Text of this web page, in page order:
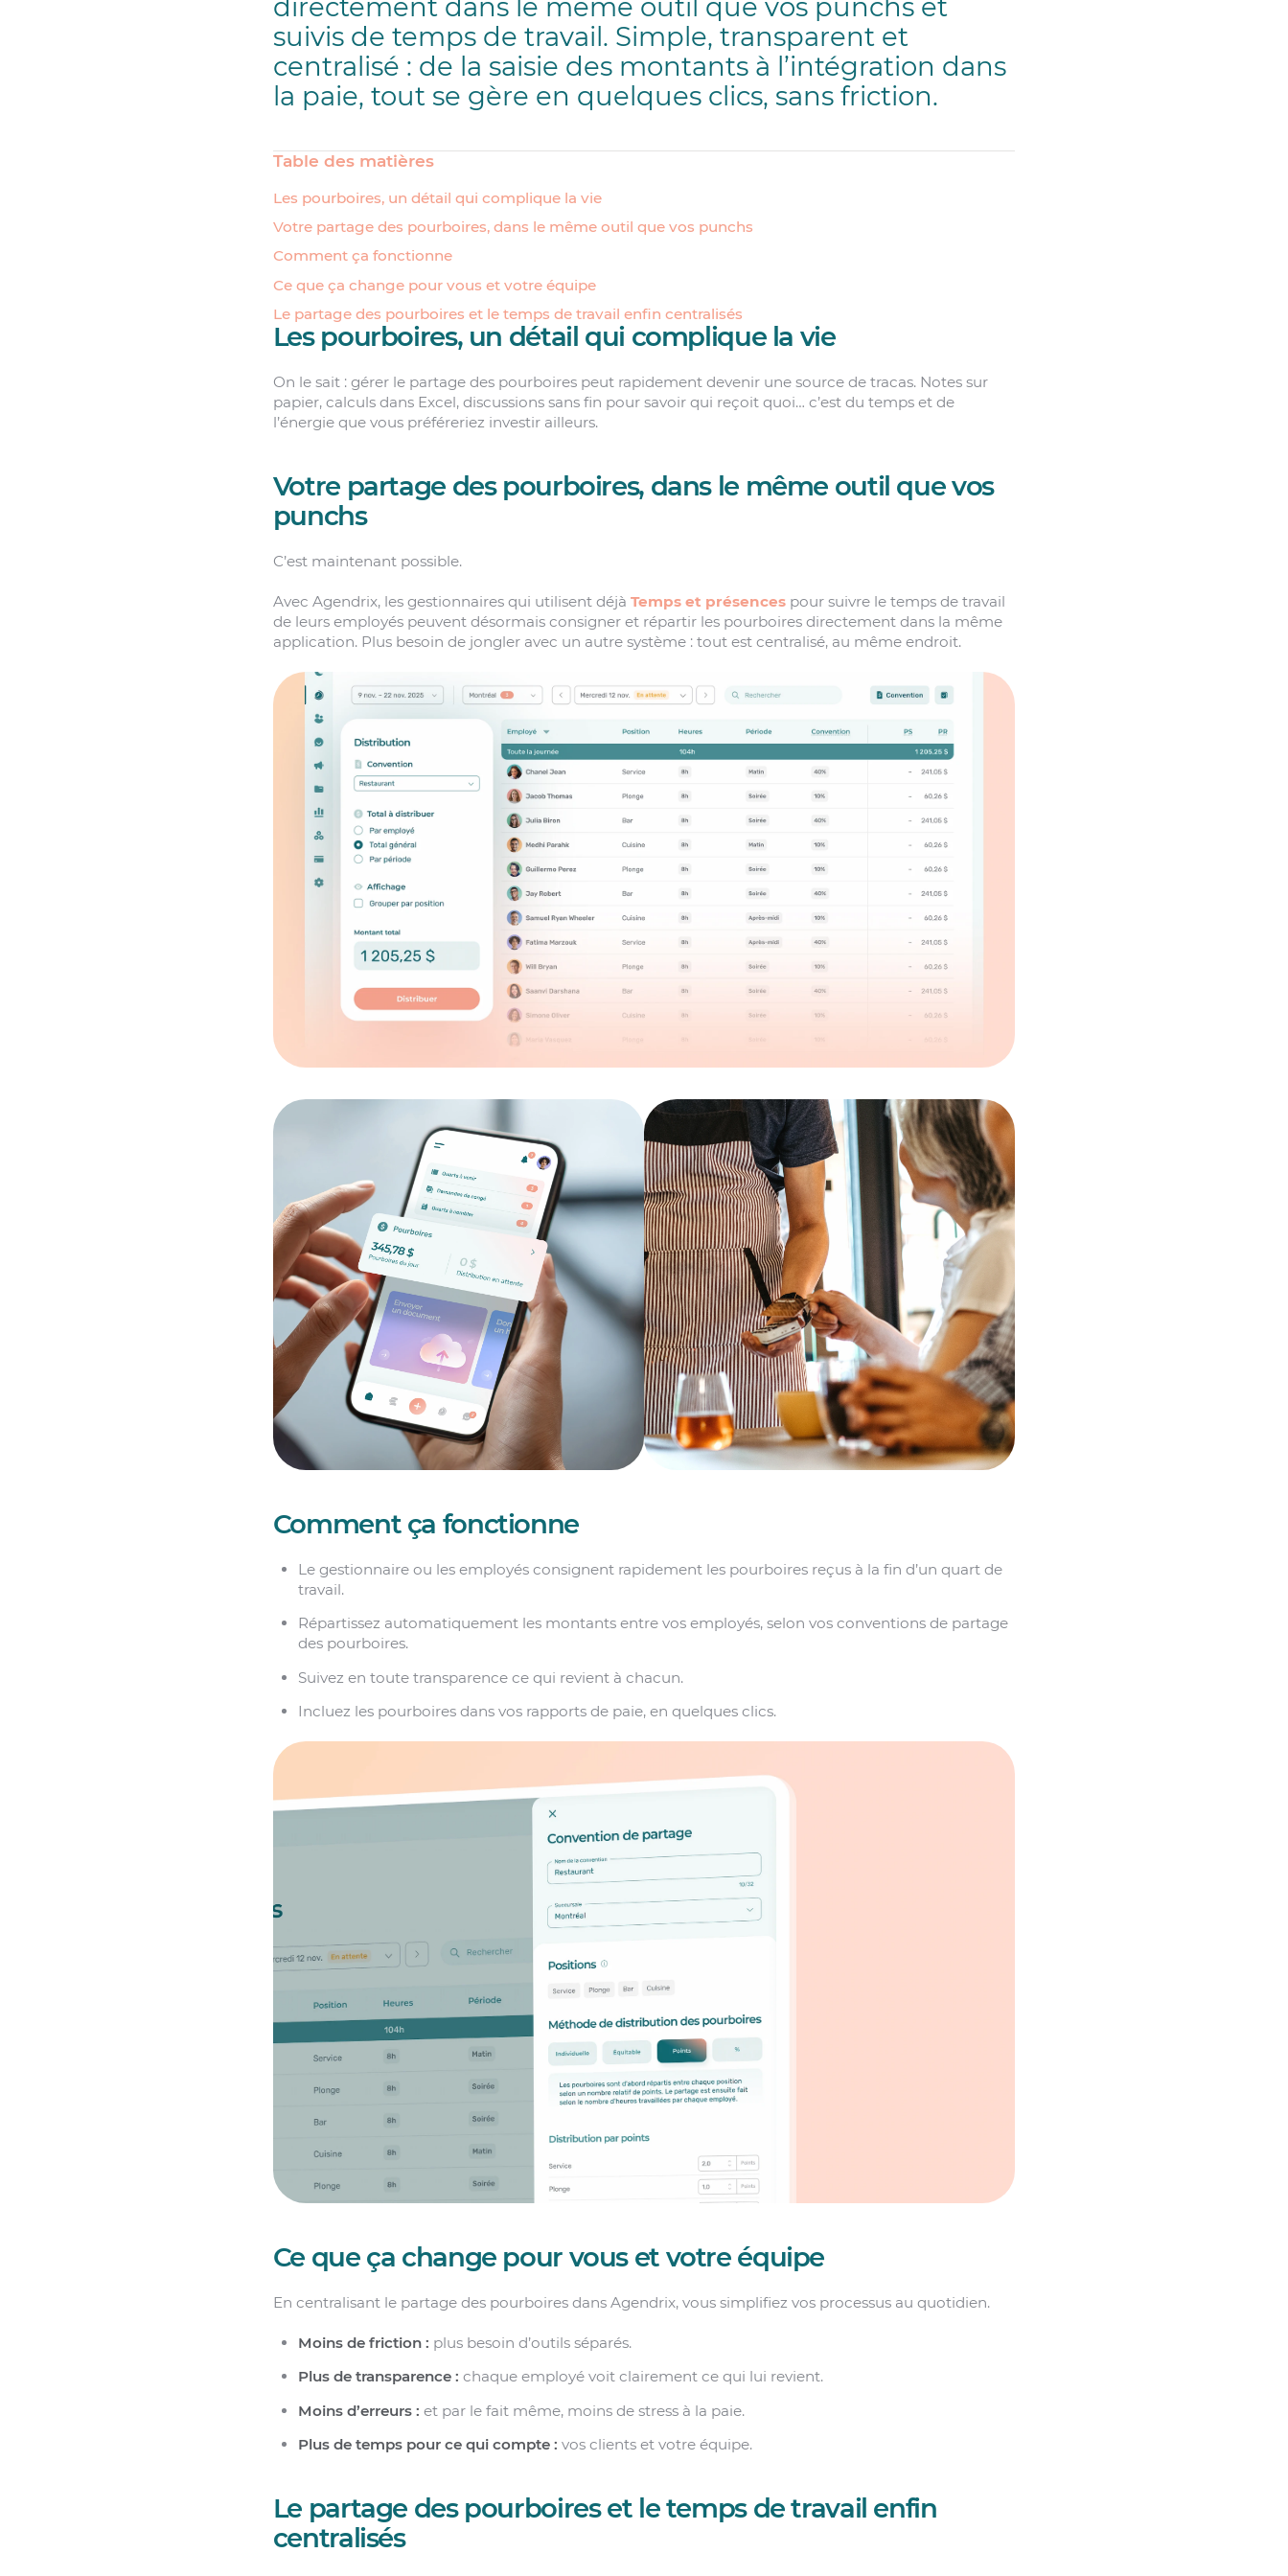
directement dans le même outil que vos punchs et
suivis de temps de travail. Simple, transparent et
centralisé : de la saisie des montants à l’intégration dans
la paie, tout se gère en quelques clics, sans friction.
Table des matières
Les pourboires, un détail qui complique la vie
Votre partage des pourboires, dans le même outil que vos punchs
Comment ça fonctionne
Ce que ça change pour vous et votre équipe
Le partage des pourboires et le temps de travail enfin centralisés
Les pourboires, un détail qui complique la vie
On le sait : gérer le partage des pourboires peut rapidement devenir une source de tracas. Notes sur
papier, calculs dans Excel, discussions sans fin pour savoir qui reçoit quoi… c’est du temps et de
l’énergie que vous préféreriez investir ailleurs.
Votre partage des pourboires, dans le même outil que vos
punchs
C’est maintenant possible.
Avec Agendrix, les gestionnaires qui utilisent déjà Temps et présencespour suivre le temps de travail
de leurs employés peuvent désormais consigner et répartir les pourboires directement dans la même
application. Plus besoin de jongler avec un autre système : tout est centralisé, au même endroit.
Comment ça fonctionne
Le gestionnaire ou les employés consignent rapidement les pourboires reçus à la fin d’un quart de
travail.
Répartissez automatiquement les montants entre vos employés, selon vos conventions de partage
des pourboires.
Suivez en toute transparence ce qui revient à chacun.
Incluez les pourboires dans vos rapports de paie, en quelques clics.
Ce que ça change pour vous et votre équipe
En centralisant le partage des pourboires dans Agendrix, vous simplifiez vos processus au quotidien.
Moins de friction : plus besoin d’outils séparés.
Plus de transparence : chaque employé voit clairement ce qui lui revient.
Moins d’erreurs : et par le fait même, moins de stress à la paie.
Plus de temps pour ce qui compte : vos clients et votre équipe.
Le partage des pourboires et le temps de travail enfin
centralisés